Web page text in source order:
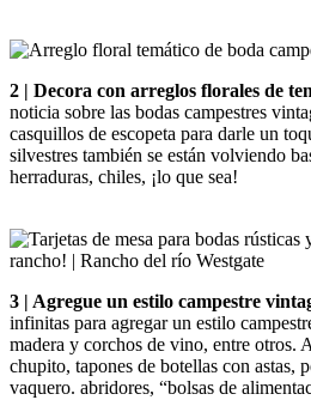
2 | Decora con arreglos florales de
noticia sobre las bodas campestres
casquillos de escopeta para darle un
silvestres también se están volviendo
herraduras, chiles, ¡lo que sea!
3 | Agregue un estilo campestre
infinitas para agregar un estilo
madera y corchos de vino, entre otros.
chupito, tapones de botellas con astas,
vaquero. abridores, “bolsas de